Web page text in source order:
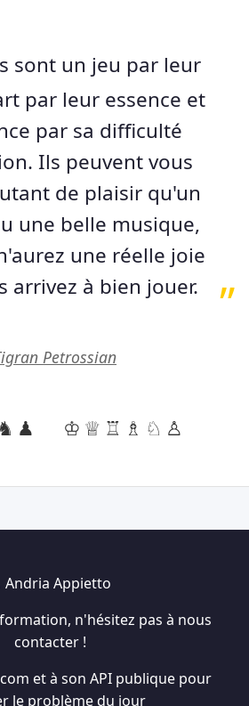
sont un jeu par leur
par leur essence et
par sa difficulté
Ils peuvent vous
de plaisir qu'un
une belle musique,
une réelle joie
arrivez à bien jouer.
Petrossian
♔♕♖♗♘♙
Andria Appietto
n'hésitez pas à nous
contacter !
et à son API publique pour
le problème du jour